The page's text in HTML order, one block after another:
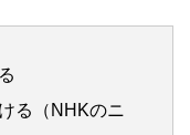
る（NHKのニ